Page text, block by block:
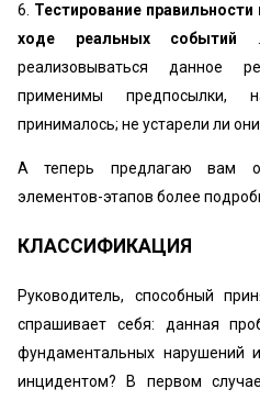
6. Тестирование
ходе реальных событий .
реализовываться данное
применимы предпосылки,
принималось; не устарели ли
А теперь предлагаю вам
элементов-этапов более
КЛАССИФИКАЦИЯ
Руководитель, способный
спрашивает себя: данная
фундаментальных нарушений
инцидентом? В первом